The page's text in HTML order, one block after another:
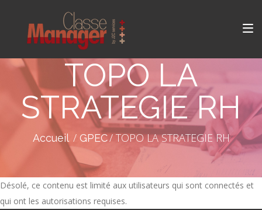
TOPO LA
STRATEGIE RH
Accueil GPEC TOPO LA STRATEGIE RH
Désolé, ce contenu est limité aux utilisateurs qui sont connectés et
qui ont les autorisations requises.